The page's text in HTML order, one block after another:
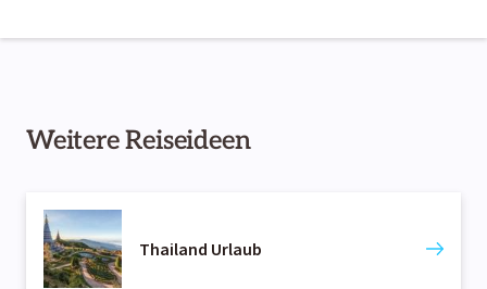
Weitere Reiseideen
Thailand Urlaub